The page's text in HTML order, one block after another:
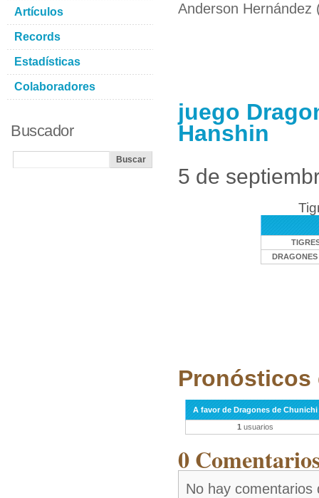
Anderson Hernández
juego
Hanshin
5 de
Pronósticos
A favor de Dragones de Chunichi
1 usuarios
0
No hay comentarios
Artículos
Records
Estadísticas
Colaboradores
Buscador